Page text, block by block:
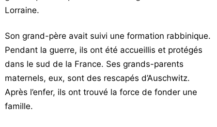
Vos
Les
bonnes
adresses
Lorraine.
Son grand-père avait suivi une formation rabbinique.
Pendant la guerre, ils ont été accueillis et protégés
dans le sud de la France. Ses grands-parents
maternels, eux, sont des rescapés d’Auschwitz.
Après l’enfer, ils ont trouvé la force de fonder une
famille.